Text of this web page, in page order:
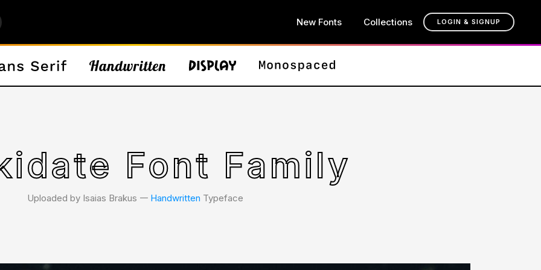
New Fonts Collections LOGIN & SIGNUP
Font Family
Uploaded by Isaias Brakus 𑁋 Handwritten Typeface